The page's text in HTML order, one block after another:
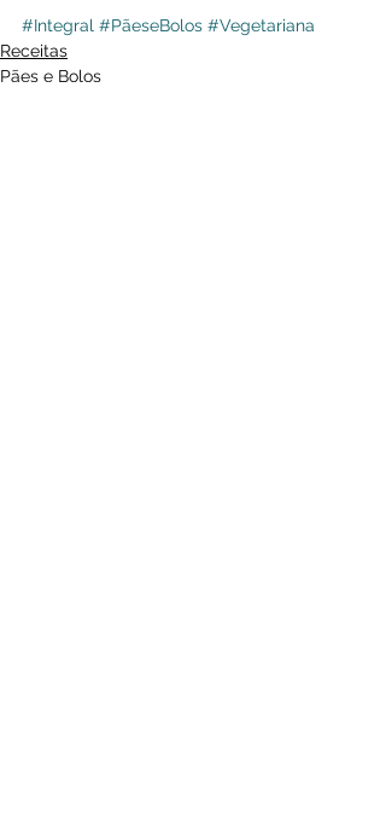
#Integral #PãeseBolos #Vegetariana
Receitas
Pães e Bolos